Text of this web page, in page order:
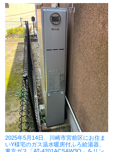
2025年5月14日、川崎市宮前区にお住ま
いY様宅のガス温水暖房付ふろ給湯器、